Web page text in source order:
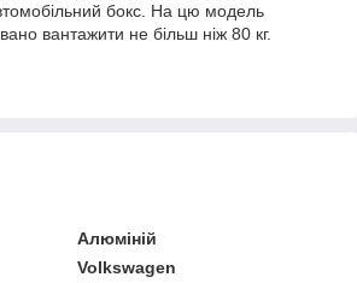
бокс. На цю модель
вантажити не більш ніж 80 кг.
Алюміній
Volkswagen